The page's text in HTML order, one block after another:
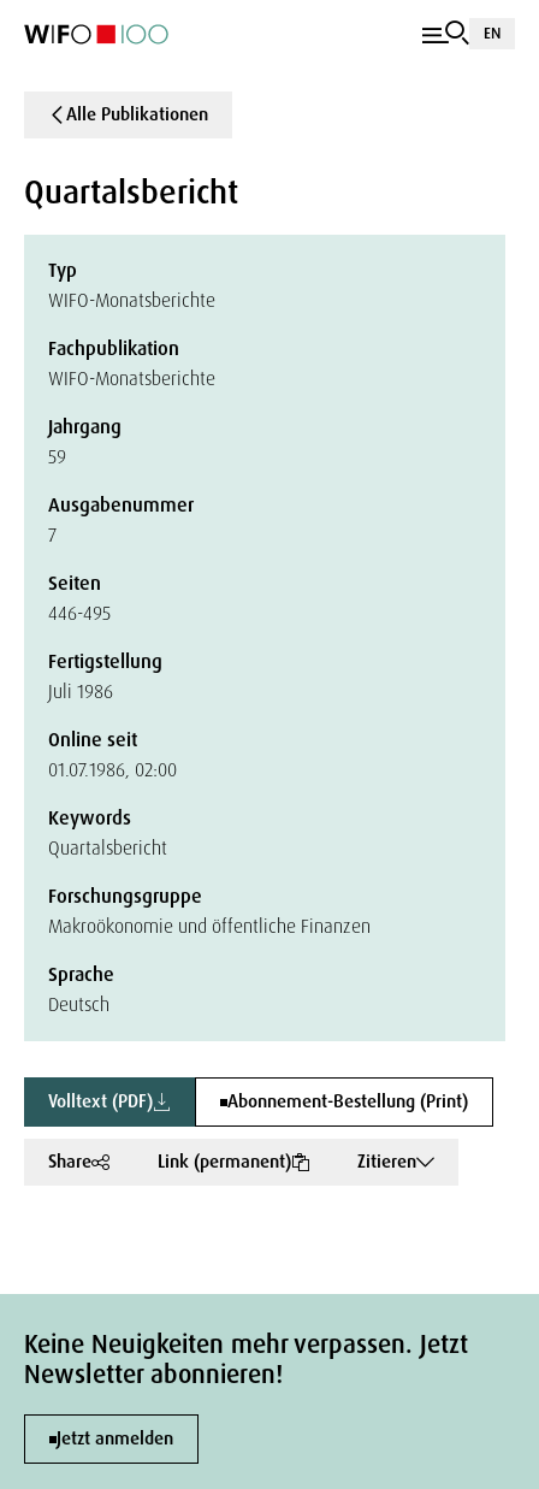
EN
Alle Publikationen
Quartalsbericht
Typ
WIFO-Monatsberichte
Fachpublikation
WIFO-Monatsberichte
Jahrgang
59
Ausgabenummer
7
Seiten
446-495
Fertigstellung
Juli 1986
Online seit
01.07.1986, 02:00
Keywords
Quartalsbericht
Forschungsgruppe
Makroökonomie und öffentliche Finanzen
Sprache
Deutsch
Volltext (PDF) Abonnement-Bestellung (Print)
Share Link (permanent) Zitieren
Keine Neuigkeiten mehr verpassen. Jetzt
Newsletter abonnieren!
Jetzt anmelden